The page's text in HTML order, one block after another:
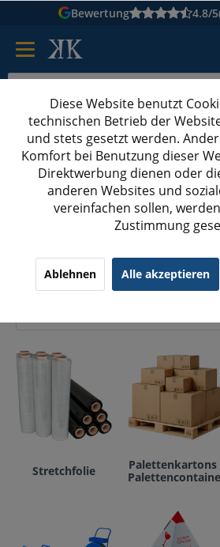
Bewertung 4.8/5
Kartons bedruckenKartons nach
Folien, Paletten & Umreifung
Optimaler Schutz für Ihre
Paletten &
Stretchfolie
Diese Website benutzt
technischen Betrieb der
und stets gesetzt werden.
Komfort bei Benutzung dieser
Direktwerbung dienen oder
anderen Websites und
vereinfachen sollen,
Zustimmung
Ablehnen Alle akzeptieren